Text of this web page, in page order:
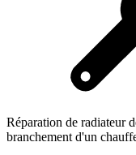
Réparation de radiateur
branchement d'un